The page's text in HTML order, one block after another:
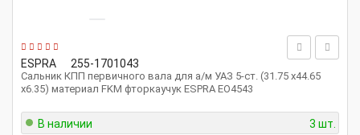
ESPRA 255-1701043
Сальник КПП первичного вала для а/м УАЗ 5-ст. (31.75 х44.65
х6.35) материал FKM фторкаучук ESPRA EO4543
В наличии 3 шт.